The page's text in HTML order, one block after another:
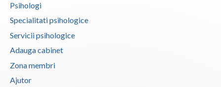
Psihologi
Specialitati psihologice
Servicii psihologice
Adauga cabinet
Zona membri
Ajutor